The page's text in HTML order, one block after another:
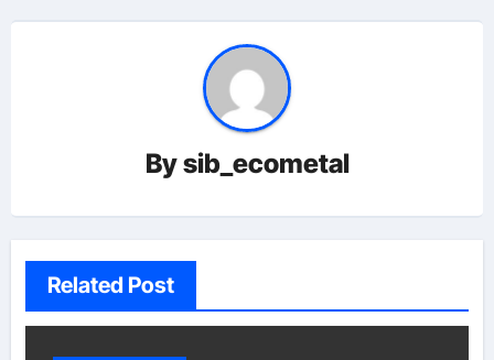
Bysib_ecometal
Related Post